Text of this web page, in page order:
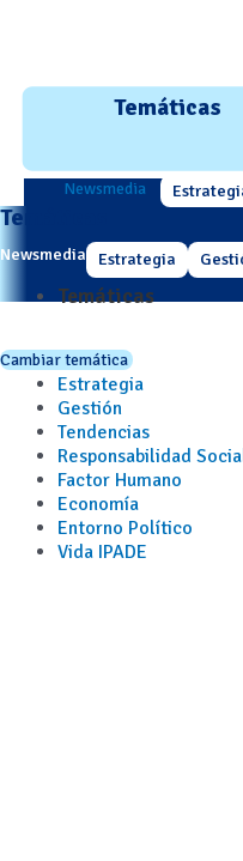
Temáticas
Newsmedia
Temáticas
Newsmedia Estrategia
Temáticas
Cambiar temática
Estrategia
Gestión
Tendencias
Responsabilidad
Factor Humano
Economía
Entorno Político
Vida IPADE